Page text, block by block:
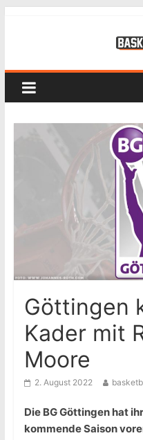
Göttingen
Kader mit
Moore
2. August 2022
Die BG Göttingen hat
kommende Saison